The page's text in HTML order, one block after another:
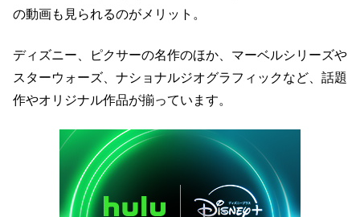
の動画も見られるのがメリット。
ディズニー、ピクサーの名作のほか、マーベルシリーズや
スターウォーズ、ナショナルジオグラフィックなど、話題
作やオリジナル作品が揃っています。